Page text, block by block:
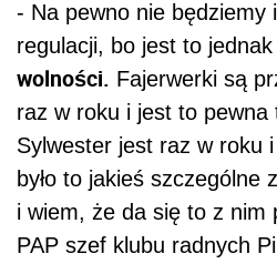
- Na pewno nie będziemy
regulacji, bo jest to jednak
wolności. Fajerwerki są
raz w roku i jest to pewna
Sylwester jest raz w roku
było to jakieś szczególne
i wiem, że da się to z nim
PAP szef klubu radnych